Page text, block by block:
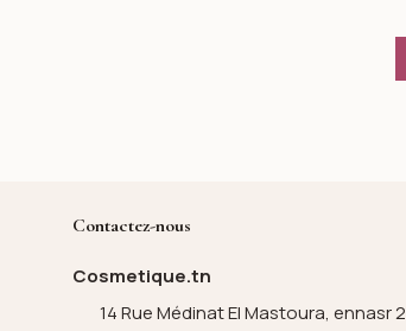
Contactez-nous
Cosmetique.tn
14 Rue Médinat El Mastoura, ennasr 2